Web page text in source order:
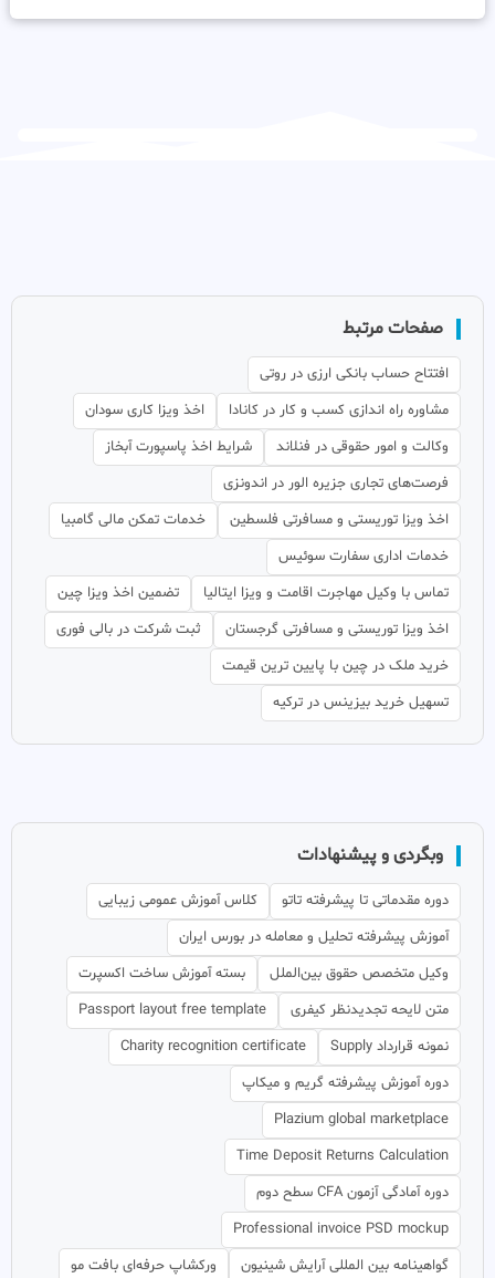
صفحات مرتبط
افتتاح حساب بانکی ارزی در روتی
مشاوره راه اندازی کسب و کار در کانادا
اخذ ویزا کاری سودان
وکالت و امور حقوقی در فنلاند
شرایط اخذ پاسپورت آبخاز
فرصت‌های تجاری جزیره الور در اندونزی
اخذ ویزا توریستی و مسافرتی فلسطین
خدمات تمکن مالی گامبیا
خدمات اداری سفارت سوئیس
تماس با وکیل مهاجرت اقامت و ویزا ایتالیا
تضمین اخذ ویزا چین
اخذ ویزا توریستی و مسافرتی گرجستان
ثبت شرکت در بالی فوری
خرید ملک در چین با پایین ترین قیمت
تسهیل خرید بیزینس در ترکیه
وبگردی و پیشنهادات
دوره مقدماتی تا پیشرفته تاتو
کلاس آموزش عمومی زیبایی
آموزش پیشرفته تحلیل و معامله در بورس ایران
وکیل متخصص حقوق بین‌الملل
بسته آموزش ساخت اکسپرت
متن لایحه تجدیدنظر کیفری
Passport layout free template
نمونه قرارداد Supply
Charity recognition certificate
دوره آموزش پیشرفته گریم و میکاپ
Plazium global marketplace
Time Deposit Returns Calculation
دوره آمادگی آزمون CFA سطح دوم
Professional invoice PSD mockup
گواهینامه بین المللی آرایش شینیون
ورکشاپ حرفه‌ای بافت مو